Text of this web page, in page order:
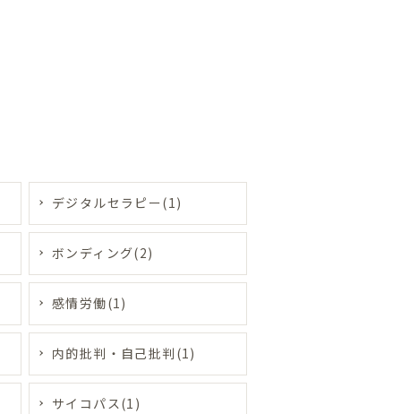
デジタルセラピー(1)
ボンディング(2)
感情労働(1)
内的批判・自己批判(1)
サイコパス(1)